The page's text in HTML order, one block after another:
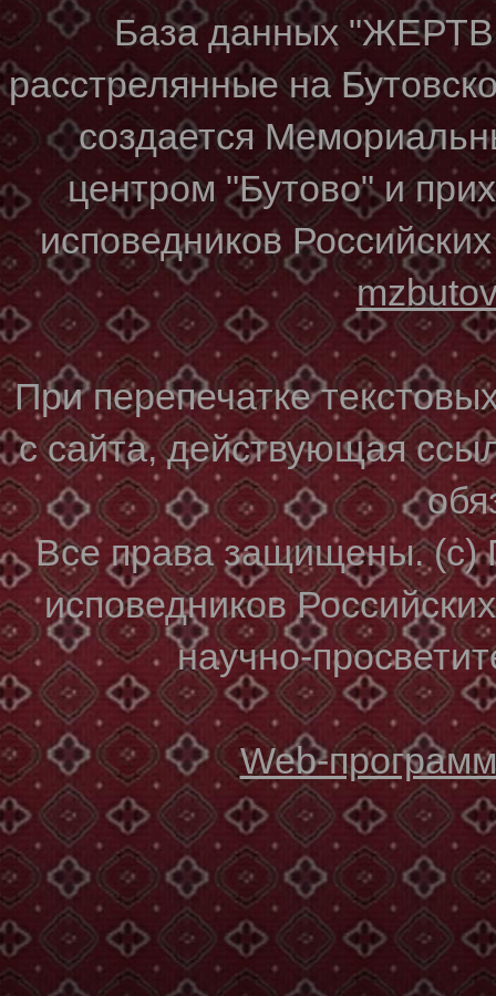
База данных
расстрелянные на
создается
центром "Бутово" и
исповедников
При перепечатке
с сайта, действующая
Все права защищены. (с)
исповедников
научно-
Web-